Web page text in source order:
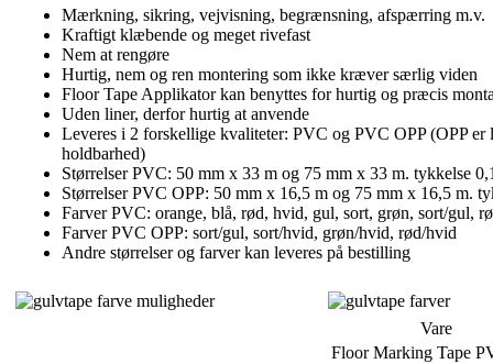
Mærkning, sikring, vejvisning, begrænsning, afspærring m.v.
Kraftigt klæbende og meget rivefast
Nem at rengøre
Hurtig, nem og ren montering som ikke kræver særlig viden
Floor Tape Applikator kan benyttes for hurtig og præcis
Uden liner, derfor hurtig at anvende
Leveres i 2 forskellige kvaliteter: PVC og PVC OPP (OPP er
holdbarhed)
Størrelser PVC: 50 mm x 33 m og 75 mm x 33 m. tykkelse
Størrelser PVC OPP: 50 mm x 16,5 m og 75 mm x 16,5 m.
Farver PVC: orange, blå, rød, hvid, gul, sort, grøn, sort/gul,
Farver PVC OPP: sort/gul, sort/hvid, grøn/hvid, rød/hvid
Andre størrelser og farver kan leveres på bestilling
Vare
Floor Marking Tape